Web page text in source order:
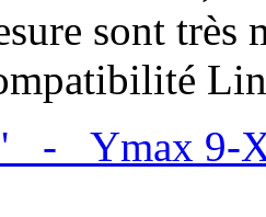
sont très
- Ymax 9-